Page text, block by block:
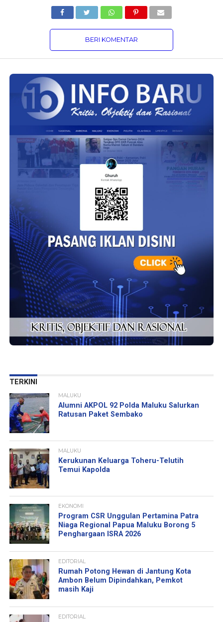
BERI KOMENTAR
TERKINI
MALUKU
Alumni AKPOL 92 Polda Maluku Salurkan
Ratusan Paket Sembako
MALUKU
Kerukunan Keluarga Toheru-Telutih
Temui Kapolda
EKONOMI
Program CSR Unggulan Pertamina Patra
Niaga Regional Papua Maluku Borong 5
Penghargaan ISRA 2026
EDITORIAL
Rumah Potong Hewan di Jantung Kota
Ambon Belum Dipindahkan, Pemkot
masih Kaji
EDITORIAL